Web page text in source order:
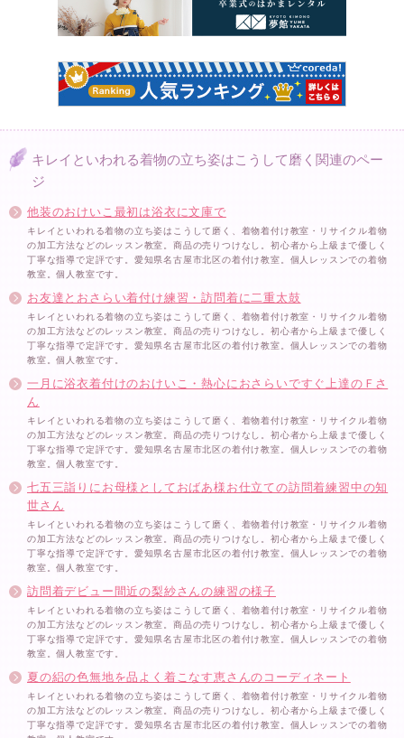
キレイといわれる着物の立ち姿はこうして磨く関連のペー
ジ
他装のおけいこ最初は浴衣に文庫で
キレイといわれる着物の立ち姿はこうして磨く、着物着付け教室・リサイクル着物
の加工方法などのレッスン教室。商品の売りつけなし。初心者から上級まで優しく
丁寧な指導で定評です。愛知県名古屋市北区の着付け教室。個人レッスンでの着物
教室。個人教室です。
お友達とおさらい着付け練習・訪問着に二重太鼓
キレイといわれる着物の立ち姿はこうして磨く、着物着付け教室・リサイクル着物
の加工方法などのレッスン教室。商品の売りつけなし。初心者から上級まで優しく
丁寧な指導で定評です。愛知県名古屋市北区の着付け教室。個人レッスンでの着物
教室。個人教室です。
一月に浴衣着付けのおけいこ・熱心におさらいですぐ上達のＦさ
ん
キレイといわれる着物の立ち姿はこうして磨く、着物着付け教室・リサイクル着物
の加工方法などのレッスン教室。商品の売りつけなし。初心者から上級まで優しく
丁寧な指導で定評です。愛知県名古屋市北区の着付け教室。個人レッスンでの着物
教室。個人教室です。
七五三詣りにお母様としておばあ様お仕立ての訪問着練習中の知
世さん
キレイといわれる着物の立ち姿はこうして磨く、着物着付け教室・リサイクル着物
の加工方法などのレッスン教室。商品の売りつけなし。初心者から上級まで優しく
丁寧な指導で定評です。愛知県名古屋市北区の着付け教室。個人レッスンでの着物
教室。個人教室です。
訪問着デビュー間近の梨紗さんの練習の様子
キレイといわれる着物の立ち姿はこうして磨く、着物着付け教室・リサイクル着物
の加工方法などのレッスン教室。商品の売りつけなし。初心者から上級まで優しく
丁寧な指導で定評です。愛知県名古屋市北区の着付け教室。個人レッスンでの着物
教室。個人教室です。
夏の絽の色無地を品よく着こなす恵さんのコーディネート
キレイといわれる着物の立ち姿はこうして磨く、着物着付け教室・リサイクル着物
の加工方法などのレッスン教室。商品の売りつけなし。初心者から上級まで優しく
丁寧な指導で定評です。愛知県名古屋市北区の着付け教室。個人レッスンでの着物